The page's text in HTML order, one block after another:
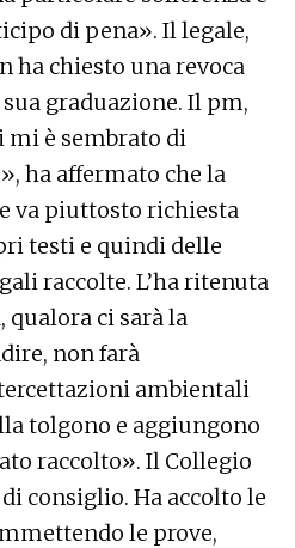
di pena». Il legale,
ha chiesto una revoca
graduazione. Il pm,
mi è sembrato di
ha affermato che la
va piuttosto richiesta
testi e quindi delle
raccolte. L’ha ritenuta
ci sarà la
non farà
ambientali
tolgono e aggiungono
raccolto». Il Collegio
consiglio. Ha accolto le
le prove,